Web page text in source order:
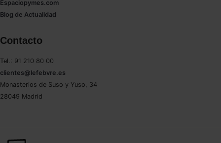
Espaciopymes.com
Blog de Actualidad
Contacto
Tel.: 91 210 80 00
clientes@lefebvre.es
Monasterios de Suso y Yuso, 34
28049 Madrid